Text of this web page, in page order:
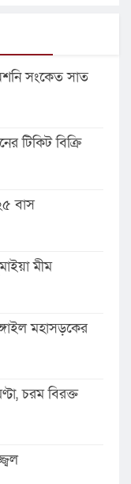
সংকেত সাত
টিকিট বিক্রি
বাস
মীম
মহাসড়কের
চরম বিরক্ত